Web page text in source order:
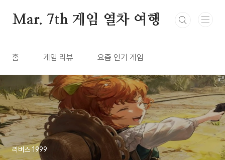
Mar. 7th 게임 열차 여행
홈 게임 리뷰 요즘 인기 게임
리버스 1999